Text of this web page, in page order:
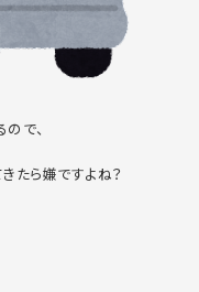
で、
たら嫌ですよね？